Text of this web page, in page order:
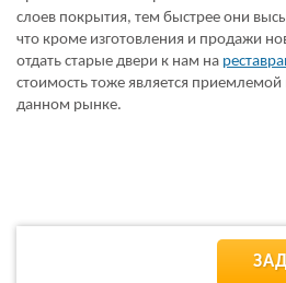
слоев покрытия, тем быстрее они
что кроме изготовления и продажи
отдать старые двери к нам на
стоимость тоже является
данном рынке.